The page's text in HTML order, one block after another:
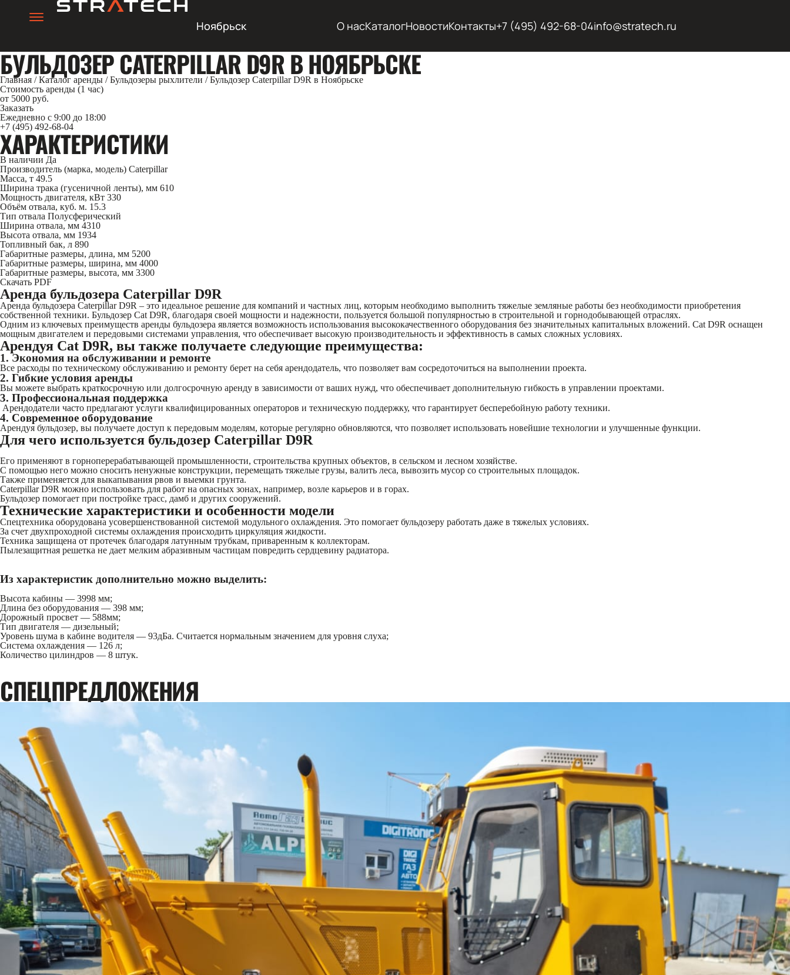
Ноябрьск О насКаталогНовостиКонтакты+7 (495) 492-68-04info@stratech.ru
БУЛЬДОЗЕР CATERPILLAR D9R В НОЯБРЬСКЕ
Главная / Каталог аренды / Бульдозеры рыхлители / Бульдозер Caterpillar D9R в Ноябрьске
Стоимость аренды (1 час)
от 5000 руб.
Заказать
Ежедневно с 9:00 до 18:00
+7 (495) 492-68-04
ХАРАКТЕРИСТИКИ
В наличии Да
Производитель (марка, модель) Caterpillar
Масса, т 49.5
Ширина трака (гусеничной ленты), мм 610
Мощность двигателя, кВт 330
Объём отвала, куб. м. 15.3
Тип отвала Полусферический
Ширина отвала, мм 4310
Высота отвала, мм 1934
Топливный бак, л 890
Габаритные размеры, длина, мм 5200
Габаритные размеры, ширина, мм 4000
Габаритные размеры, высота, мм 3300
Скачать PDF
Аренда бульдозера Caterpillar D9R
Аренда бульдозера Caterpillar D9R – это идеальное решение для компаний и частных лиц, которым необходимо выполнить тяжелые земляные работы без необходимости приобретения
собственной техники. Бульдозер Cat D9R, благодаря своей мощности и надежности, пользуется большой популярностью в строительной и горнодобывающей отраслях.
Одним из ключевых преимуществ аренды бульдозера является возможность использования высококачественного оборудования без значительных капитальных вложений. Cat D9R оснащен
мощным двигателем и передовыми системами управления, что обеспечивает высокую производительность и эффективность в самых сложных условиях.
Арендуя Cat D9R, вы также получаете следующие преимущества:
1. Экономия на обслуживании и ремонте
Все расходы по техническому обслуживанию и ремонту берет на себя арендодатель, что позволяет вам сосредоточиться на выполнении проекта.
2. Гибкие условия аренды
Вы можете выбрать краткосрочную или долгосрочную аренду в зависимости от ваших нужд, что обеспечивает дополнительную гибкость в управлении проектами.
3. Профессиональная поддержка
Арендодатели часто предлагают услуги квалифицированных операторов и техническую поддержку, что гарантирует бесперебойную работу техники.
4. Современное оборудование
Арендуя бульдозер, вы получаете доступ к передовым моделям, которые регулярно обновляются, что позволяет использовать новейшие технологии и улучшенные функции.
Для чего используется бульдозер Caterpillar D9R
Его применяют в горноперерабатывающей промышленности, строительства крупных объектов, в сельском и лесном хозяйстве.
С помощью него можно сносить ненужные конструкции, перемещать тяжелые грузы, валить леса, вывозить мусор со строительных площадок.
Также применяется для выкапывания рвов и выемки грунта.
Caterpillar D9R можно использовать для работ на опасных зонах, например, возле карьеров и в горах.
Бульдозер помогает при постройке трасс, дамб и других сооружений.
Технические характеристики и особенности модели
Спецтехника оборудована усовершенствованной системой модульного охлаждения. Это помогает бульдозеру работать даже в тяжелых условиях.
За счет двухпроходной системы охлаждения происходить циркуляция жидкости.
Техника защищена от протечек благодаря латунным трубкам, приваренным к коллекторам.
Пылезащитная решетка не дает мелким абразивным частицам повредить сердцевину радиатора.
Из характеристик дополнительно можно выделить:
Высота кабины — 3998 мм;
Длина без оборудования — 398 мм;
Дорожный просвет — 588мм;
Тип двигателя — дизельный;
Уровень шума в кабине водителя — 93дБа. Считается нормальным значением для уровня слуха;
Система охлаждения — 126 л;
Количество цилиндров — 8 штук.
CПЕЦПРЕДЛОЖЕНИЯ